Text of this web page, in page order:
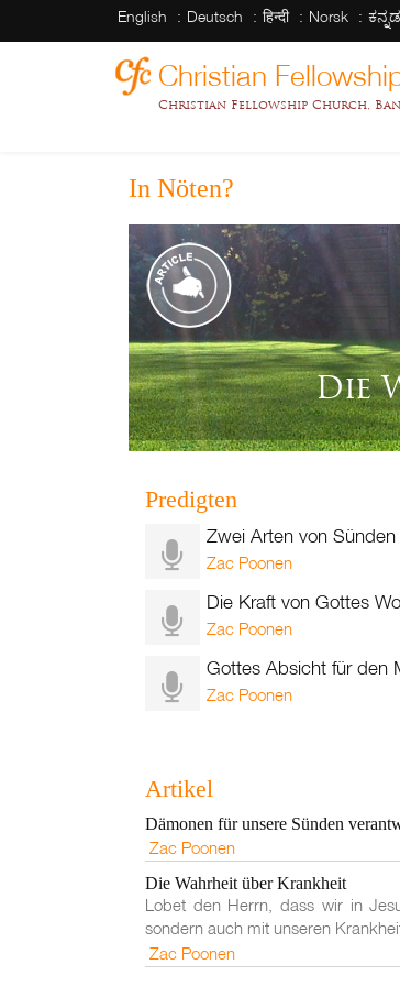
English Deutsch हिन्दी Norsk ಕನ್ನಡ
Christian
Christian Fellowship Church,
In Nöten?
Die
Predigten
Zwei Arten von Sünden
Zac Poonen
Die Kraft von Gottes
Zac Poonen
Gottes Absicht für den
Zac Poonen
Artikel
Dämonen für unsere Sünden
Zac Poonen
Die Wahrheit über Krankheit
Lobet den Herrn, dass wir in
sondern auch mit unseren
Zac Poonen